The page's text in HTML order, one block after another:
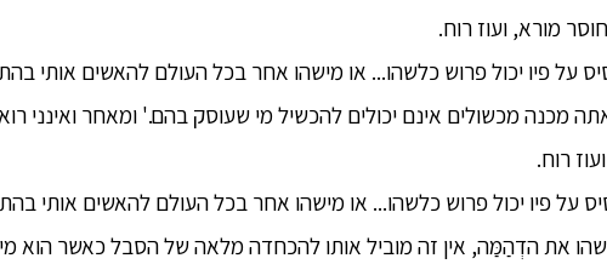
מורא, ועוז רוח.
על פיו יכול פרוש כלשהו... או מישהו אחר בכל העולם להאשים אותי
מכנה מכשולים אינם יכולים להכשיל מי שעוסק בהם.' ומאחר ואינני
רוח.
על פיו יכול פרוש כלשהו... או מישהו אחר בכל העולם להאשים אותי
את הדְהַמַּה, אין זה מוביל אותו להכחדה מלאה של הסבל כאשר הוא